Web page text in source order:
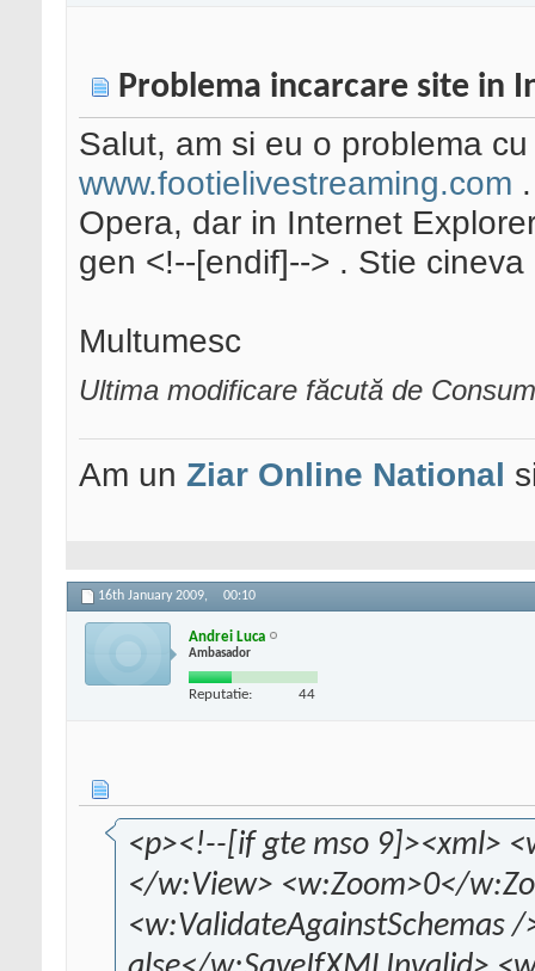
Problema incarcare site in
Salut, am si eu o problema
www.footielivestreaming.com
Opera, dar in Internet
gen <!--[endif]--> . Stie
Multumesc
Ultima modificare făcută de
Am un Ziar Online National
16th January 2009, 00:10
Andrei Luca
Ambasador
Reputatie: 44
<p><!--[if gte mso 9]><xml>
</w:View> <w:Zoom>0</
<w:ValidateAgainstSchemas